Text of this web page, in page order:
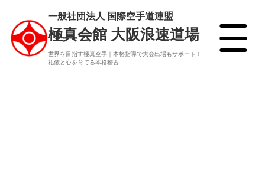
一般社団法人 国際空手道連盟
極真会館 大阪浪速道場
世界を目指す極真空手｜本格指導で大会出場もサポート！
礼儀と心を育てる本格稽古